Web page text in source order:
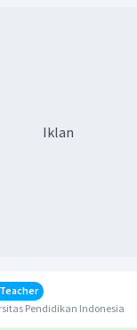
Iklan
Pendidikan Indonesia